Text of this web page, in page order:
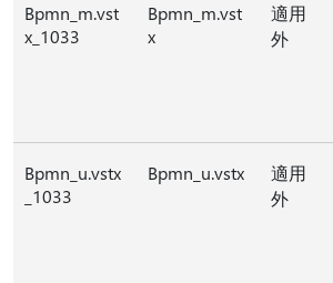
Bpmn_m.vst
x_1033
Bpmn_m.vst
x
適用
外
Bpmn_u.vstx
_1033
Bpmn_u.vstx
適用
外